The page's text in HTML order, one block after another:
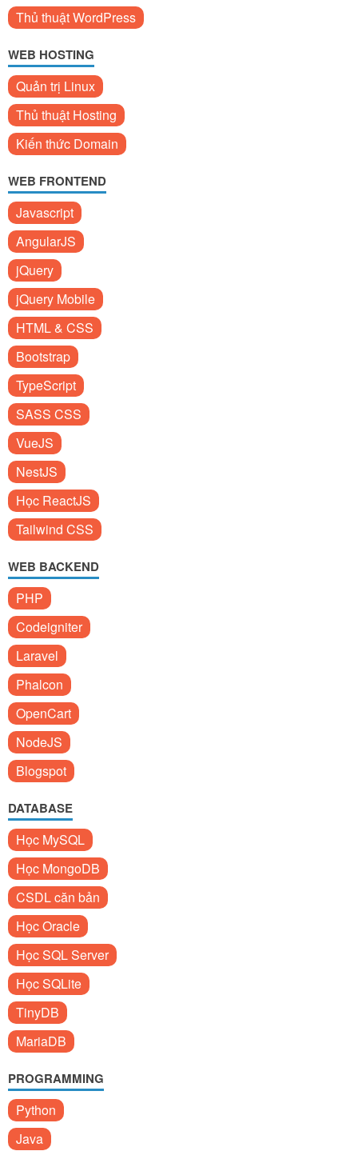
Thủ thuật WordPress
WEB HOSTING
Quản trị Linux
Thủ thuật Hosting
Kiến thức Domain
WEB FRONTEND
Javascript
AngularJS
jQuery
jQuery Mobile
HTML & CSS
Bootstrap
TypeScript
SASS CSS
VueJS
NestJS
Học ReactJS
Tailwind CSS
WEB BACKEND
PHP
Codeigniter
Laravel
Phalcon
OpenCart
NodeJS
Blogspot
DATABASE
Học MySQL
Học MongoDB
CSDL căn bản
Học Oracle
Học SQL Server
Học SQLite
TinyDB
MariaDB
PROGRAMMING
Python
Java